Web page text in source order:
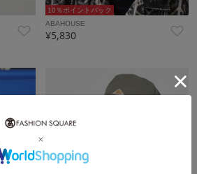
10％ポイントバック
ABAHOUSE
¥5,830